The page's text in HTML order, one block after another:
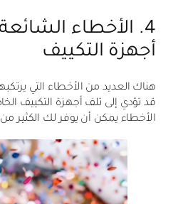
4. الأخطاء
أجهزة التكييف
هناك العديد من الأخطاء التي
قد تؤدي إلى تلف أجهزة التكييف
الأخطاء يمكن أن يوفر لك الكثير